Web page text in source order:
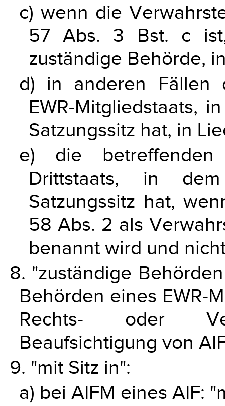
c) wenn die
57 Abs. 3 Bst. c
zuständige Behörde,
d) in anderen Fällen
EWR-Mitgliedstaats,
Satzungssitz hat, in
e) die
Drittstaats, in
Satzungssitz hat,
58 Abs. 2 als
benannt wird und
8. "zuständige
Behörden eines EWR-
Rechts- oder
Beaufsichtigung von
9. "mit Sitz in":
a) bei AIFM eines AIF: